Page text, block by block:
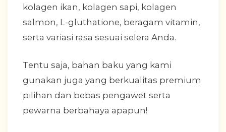
kolagen ikan, kolagen sapi, kolagen
salmon, L-gluthatione, beragam vitamin,
serta variasi rasa sesuai selera Anda.
Tentu saja, bahan baku yang kami
gunakan juga yang berkualitas premium
pilihan dan bebas pengawet serta
pewarna berbahaya apapun!